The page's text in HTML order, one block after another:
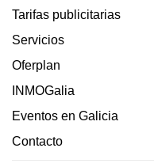
Tarifas publicitarias
Servicios
Oferplan
INMOGalia
Eventos en Galicia
Contacto